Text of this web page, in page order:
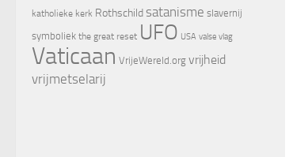
katholieke kerk Rothschild satanisme slavernij
symboliek the great reset UFO USA valse vlag
Vaticaan VrijeWereld.org vrijheid
vrijmetselarij